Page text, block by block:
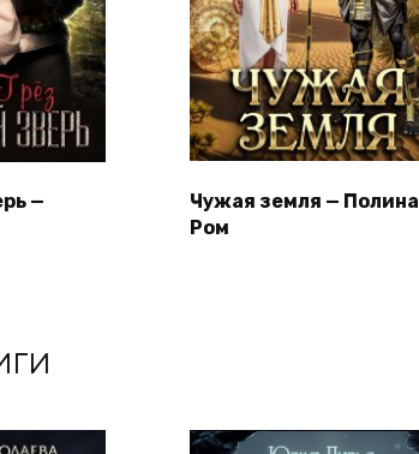
—
Чужая земля — Полина
Ром